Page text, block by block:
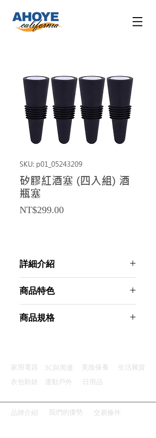
SKU: p01_05243209
矽膠紅酒塞 (四入組) 酒
瓶塞
NT$299.00Price
詳細介紹
商品特色
螺紋密封：優質矽膠瓶塞螺紋底部
商品規格
商品尺寸：6*2*2cm
商品重量(g)：10
代理商：亞桓有限公司
家用電器 3C與周邊 美妝保養
生活雜貨
衣包鞋錶
運動戶外 日用品
品牌介紹 我們的優勢 交易條件